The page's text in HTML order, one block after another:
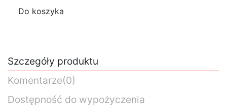
Do koszyka
Szczegóły produktu
Komentarze(0)
Dostępność do wypożyczenia